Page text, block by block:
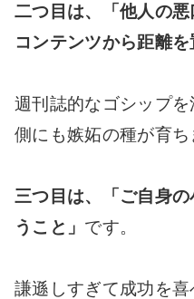
二つ目は、「他人の
コンテンツから距離を
週刊誌的なゴシップ
側にも嫉妬の種が育ち
三つ目は、「ご自身
うこと」 です。
謙遜しすぎて成功を